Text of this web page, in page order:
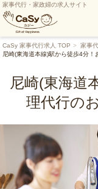
家事代行・家政婦の求人サイト
CaSy 家事代行求人 TOP 家事
尼崎(東海道本線)駅から徒歩4分！
尼崎(東海道
理代行の